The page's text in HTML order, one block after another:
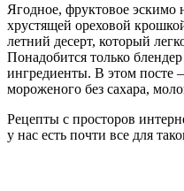
Ягодное, фруктовое эскимо
хрустящей ореховой
летний десерт, который
Понадобится только
ингредиенты. В этом посте
мороженого без сахара,
Рецепты с просторов
у нас есть почти все для